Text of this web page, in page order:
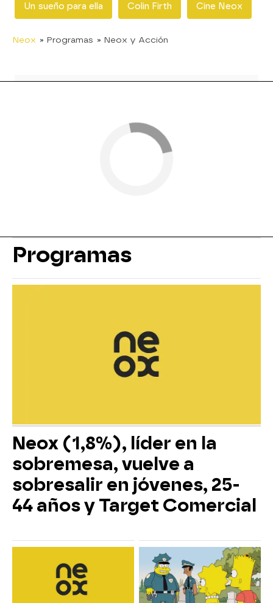
Un sueño para ella Colin Firth Cine Neox
Neox » Programas » Neox y Acción
Programas
Neox (1,8%), líder en la
sobremesa, vuelve a
sobresalir en jóvenes, 25-
44 años y Target Comercial